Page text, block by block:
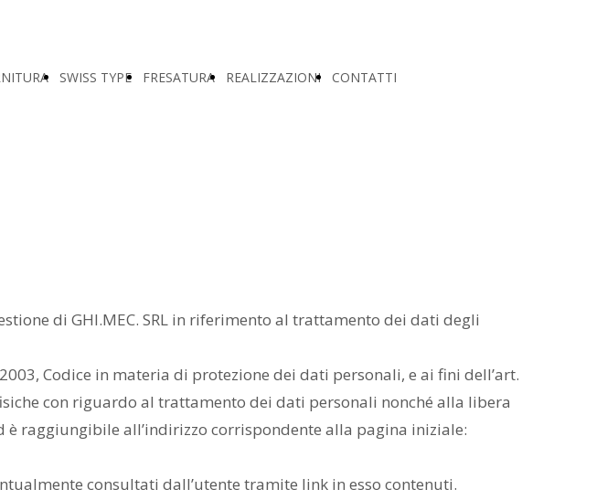
SWISS TYPE FRESATURA REALIZZAZIONI CONTATTI
di GHI.MEC. SRL in riferimento al trattamento dei dati degli
Codice in materia di protezione dei dati personali, e ai fini dell’art.
con riguardo al trattamento dei dati personali nonché alla libera
è raggiungibile all’indirizzo corrispondente alla pagina iniziale:
consultati dall’utente tramite link in esso contenuti.